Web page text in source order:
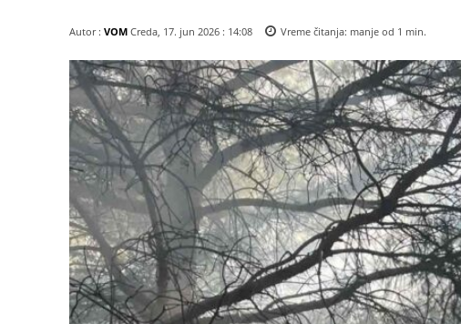
Autor : VOM Creda, 17. jun 2026 : 14:08 Vreme čitanja: manje od 1 min.